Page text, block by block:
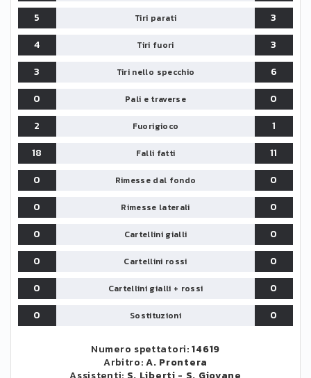
5 Tiri parati
3
4
Tiri fuori
3
3
Tiri nello specchio
6
0
Pali e traverse
0
2
Fuorigioco
1
18
Falli fatti
11
0
Rimesse dal fondo
0
0
Rimesse laterali
0
0
Cartellini gialli
0
0
Cartellini rossi
0
0
Cartellini gialli + rossi
0
0
Sostituzioni 0
Numero spettatori:14619
Arbitro:A. Prontera